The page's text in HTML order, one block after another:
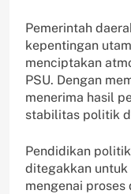
Pemerintah
kepentingan
menciptakan
PSU. Dengan
menerima hasil
stabilitas politik
Pendidikan
ditegakkan untuk
mengenai